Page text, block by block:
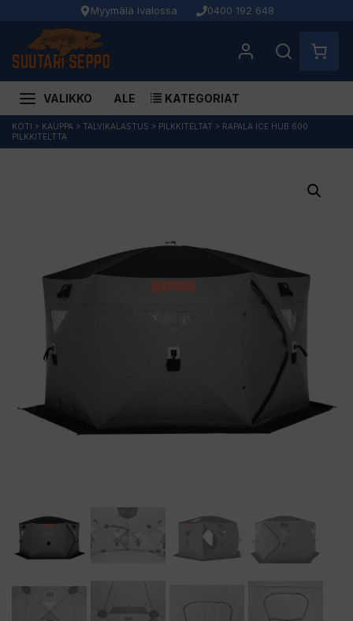
Myymälä Ivalossa 0400 192 648
VALIKKO ALE KATEGORIAT
Siirry
sisältöön
KOTI > KAUPPA > TALVIKALASTUS > PILKKITELTAT > RAPALA ICE HUB 600
PILKKITELTTA